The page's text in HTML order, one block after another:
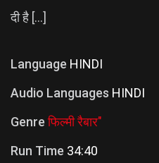
दी है […]
Language HINDI
Audio Languages HINDI
Genre फिल्मी रैबार"
Run Time 34:40